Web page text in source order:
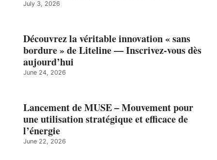
July 3, 2026
Découvrez la véritable innovation « sans
bordure » de Liteline — Inscrivez-vous dès
aujourd’hui
June 24, 2026
Lancement de MUSE – Mouvement pour
une utilisation stratégique et efficace de
l’énergie
June 22, 2026